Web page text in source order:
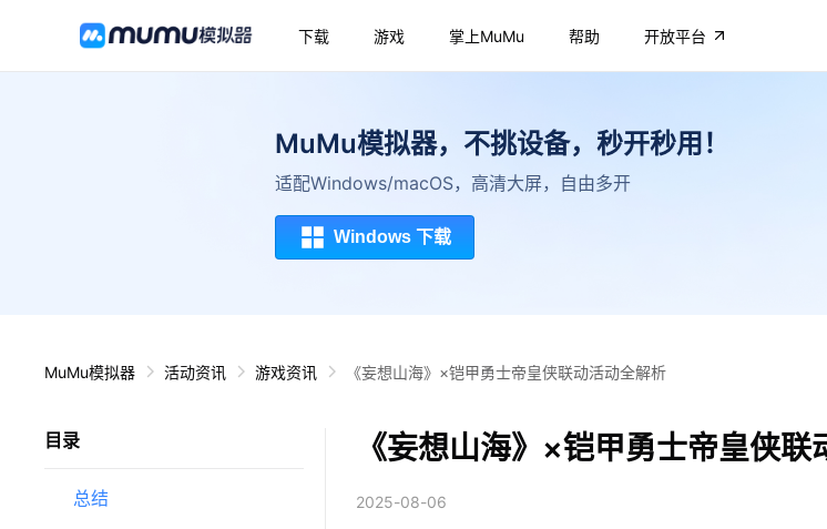
下载 游戏 掌上MuMu 帮助 开放平台
MuMu模拟器，不挑设备，秒开秒用！
适配Windows/macOS，高清大屏，自由多开
Windows 下载
MuMu模拟器 活动资讯 游戏资讯 《妄想山海》×铠甲勇士帝皇侠联动活动全解析
目录
总结
《妄想山海》×铠甲勇士帝皇侠联
2025-08-06